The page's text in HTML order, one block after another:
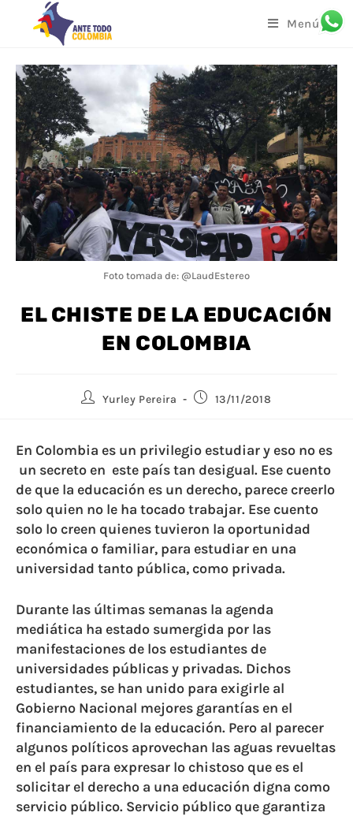
Menú
Foto tomada de: @LaudEstereo
EL CHISTE DE LA EDUCACIÓN
EN COLOMBIA
Yurley Pereira 13/11/2018
En Colombia es un privilegio estudiar y eso no es
un secreto en este país tan desigual. Ese cuento
de que la educación es un derecho, parece creerlo
solo quien no le ha tocado trabajar. Ese cuento
solo lo creen quienes tuvieron la oportunidad
económica o familiar, para estudiar en una
universidad tanto pública, como privada.
Durante las últimas semanas la agenda
mediática ha estado sumergida por las
manifestaciones de los estudiantes de
universidades públicas y privadas. Dichos
estudiantes, se han unido para exigirle al
Gobierno Nacional mejores garantías en el
financiamiento de la educación. Pero al parecer
algunos políticos aprovechan las aguas revueltas
en el país para expresar lo chistoso que es el
solicitar el derecho a una educación digna como
servicio público. Servicio público que garantiza